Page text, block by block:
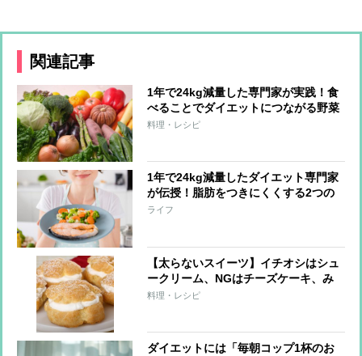
関連記事
1年で24kg減量した専門家が実践！食
べることでダイエットにつながる野菜
3つと調理法
料理・レシピ
1年で24kg減量したダイエット専門家
が伝授！脂肪をつきにくくする2つの
栄養素
ライフ
【太らないスイーツ】イチオシはシュ
ークリーム、NGはチーズケーキ、み
たらし団子
料理・レシピ
ダイエットには「毎朝コップ1杯のお